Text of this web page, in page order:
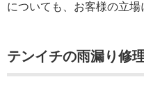
についても、お客様の立場
テンイチの雨漏り修